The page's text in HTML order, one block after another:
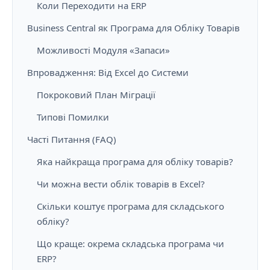
Коли Переходити на ERP
Business Central як Програма для Обліку Товарів
Можливості Модуля «Запаси»
Впровадження: Від Excel до Системи
Покроковий План Міграції
Типові Помилки
Часті Питання (FAQ)
Яка найкраща програма для обліку товарів?
Чи можна вести облік товарів в Excel?
Скільки коштує програма для складського
обліку?
Що краще: окрема складська програма чи
ERP?